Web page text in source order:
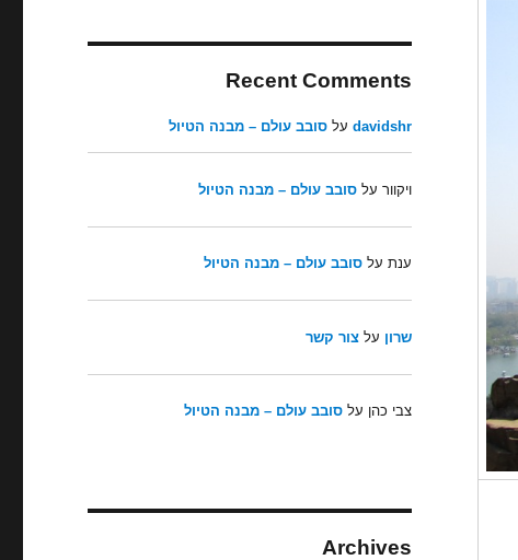
Recent Comments
davidshrעל סובב עולם – מבנה הטיול
ויקוורעל סובב עולם – מבנה הטיול
ענתעל סובב עולם – מבנה הטיול
שרון על צור קשר
צבי כהן על סובב עולם – מבנה הטיול
Archives